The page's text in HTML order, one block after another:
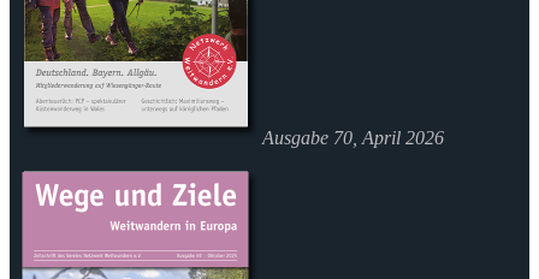
Ausgabe 70, April 2026